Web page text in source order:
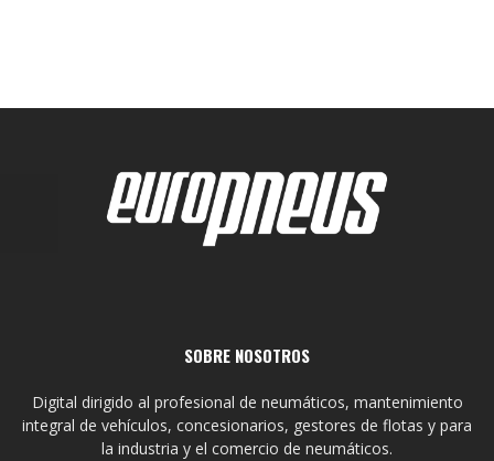
SOBRE NOSOTROS
Digital dirigido al profesional de neumáticos, mantenimiento
integral de vehículos, concesionarios, gestores de flotas y para
la industria y el comercio de neumáticos.